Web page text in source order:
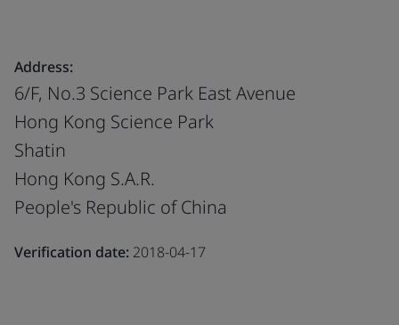
Address:
6/F, No.3 Science Park East Avenue
Hong Kong Science Park
Shatin
Hong Kong S.A.R.
People's Republic of China
Verification date: 2018-04-17